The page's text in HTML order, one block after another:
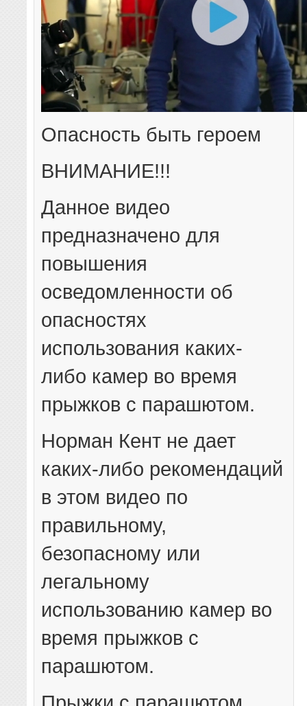
Опасность быть героем
ВНИМАНИЕ!!!
Данное видео
предназначено для
повышения
осведомленности об
опасностях
использования каких-
либо камер во время
прыжков с парашютом.
Норман Кент не дает
каких-либо рекомендаций
в этом видео по
правильному,
безопасному или
легальному
использованию камер во
время прыжков с
парашютом.